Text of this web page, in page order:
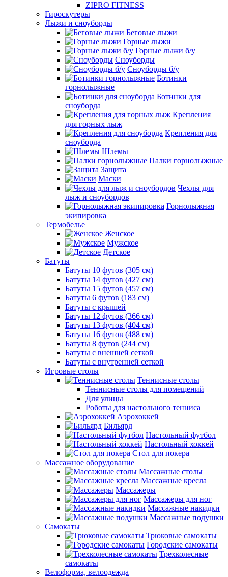
ZIPRO FITNESS
Гироскутеры
Лыжи и сноуборды
Беговые лыжи
Горные лыжи
Горные лыжи б/у
Сноуборды
Сноуборды б/у
Ботинки
горнолыжные
Ботинки для
сноуборда
Крепления
для горных лыж
Крепления для
сноуборда
Шлемы
Палки горнолыжные
Защита
Маски
Чехлы для
лыж и сноубордов
Горнолыжная
экипировка
Термобелье
Женское
Мужское
Детское
Батуты
Батуты 10 футов (305 см)
Батуты 14 футов (427 см)
Батуты 15 футов (457 см)
Батуты 6 футов (183 см)
Батуты с крышей
Батуты 12 футов (366 см)
Батуты 13 футов (404 см)
Батуты 16 футов (488 см)
Батуты 8 футов (244 см)
Батуты с внешней сеткой
Батуты с внутренней сеткой
Игровые столы
Теннисные столы
Теннисные столы для помещений
Для улицы
Роботы для настольного тенниса
Аэрохоккей
Бильярд
Настольный футбол
Настольный хоккей
Стол для покера
Массажное оборудование
Массажные столы
Массажные кресла
Массажеры
Массажеры для ног
Массажные накидки
Массажные подушки
Самокаты
Трюковые самокаты
Городские самокаты
Трехколесные
самокаты
Велоформа, велоодежда